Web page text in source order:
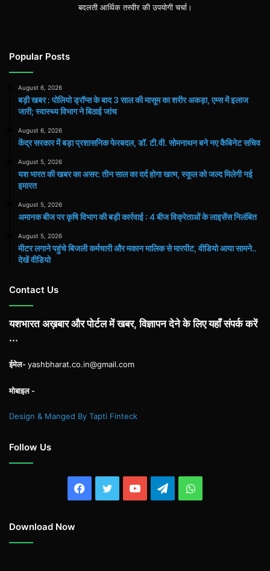
बदलती आर्थिक तस्वीर की उपयोगी चर्चा।
Popular Posts
August 6, 2026
बड़ी खबर : पोलियो ड्रॉप्स के बाद 3 साल की मासूम का शरीर अकड़ा, एम्स में इलाज
जारी; स्वास्थ्य विभाग ने बिठाई जांच
August 6, 2026
केंद्र सरकार में बड़ा प्रशासनिक फेरबदल, डॉ. टी.वी. सोमनाथन बने नए कैबिनेट सचिव
August 5, 2026
यश भारत की खबर का असर: तीन साल का दर्द होगा खत्म, स्कूल को जल्द मिलेगी नई
इमारत
August 5, 2026
अमानक बीज पर कृषि विभाग की बड़ी कार्रवाई : 4 बीज विक्रेताओं के लाइसेंस निलंबित
August 5, 2026
मीटर लगाने पहुंचे बिजली कर्मचारी और मकान मालिक से मारपीट, वीडियो आया सामने..
देखें वीडियो
Contact Us
यशभारत अख़बार और पोर्टल में खबर, विज्ञापन देने के लिए यहाँ संपर्क करें
...
ईमेल-yashbharat.co.in@gmail.com
मोबाइल -
Design & Manged By Tapti Finteck
Follow Us
Facebook
TwitterYouTubeTelegramWhatsApp
Download Now